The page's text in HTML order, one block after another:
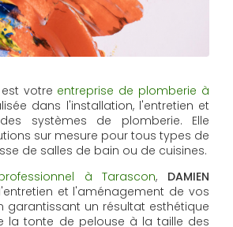
est votre entreprise de plomberie à
dans l'installation, l'entretien et
systèmes de plomberie. Elle
sur mesure pour tous types de
de salles de bain ou de cuisines.
à Tarascon, DAMIEN
et l'aménagement de vos
garantissant un résultat esthétique
la tonte de pelouse à la taille des